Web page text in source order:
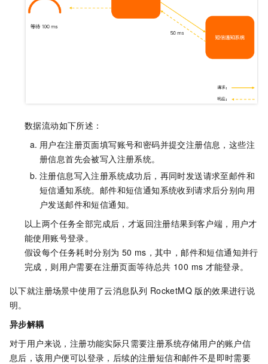
数据流动如下所述：
用户在注册页面填写账号和密码并提交注册信息，这些注
册信息首先会被写入注册系统。
注册信息写入注册系统成功后，再同时发送请求至邮件和
短信通知系统。邮件和短信通知系统收到请求后分别向用
户发送邮件和短信通知。
以上两个任务全部完成后，才返回注册结果到客户端，用户才
能使用账号登录。
假设每个任务耗时分别为 50 ms，其中，邮件和短信通知并行
完成，则用户需要在注册页面等待总共 100 ms 才能登录。
以下就注册场景中使用了云消息队列 RocketMQ 版的效果进行说
明。
异步解耦
对于用户来说，注册功能实际只需要注册系统存储用户的账户信
息后，该用户便可以登录，后续的注册短信和邮件不是即时需要